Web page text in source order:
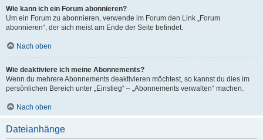
Wie kann ich ein Forum abonnieren?
Um ein Forum zu abonnieren, verwende im Forum den Link „Forum
abonnieren“, der sich meist am Ende der Seite befindet.
Nach oben
Wie deaktiviere ich meine Abonnements?
Wenn du mehrere Abonnements deaktivieren möchtest, so kannst du dies im
persönlichen Bereich unter „Einstieg“ – „Abonnements verwalten“ machen.
Nach oben
Dateianhänge